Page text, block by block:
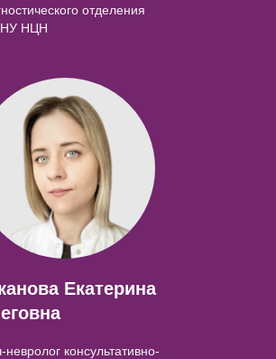
отделения
НЦН
Екатерина
невролог консультативно-